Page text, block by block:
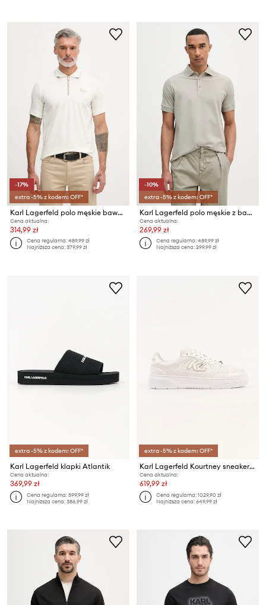
-17%
extra -5% z kodem: OFF*
Karl Lagerfeld polo męskie bawełniane z elastanem
Cena aktualna:
314,99 zł
Cena regularna:489,99 zł
Najniższa cena:379,99 zł
-10%
extra -5% z kodem: OFF*
Karl Lagerfeld polo męskie z bawełną
Cena aktualna:
269,99 zł
Cena regularna:489,99 zł
Najniższa cena:299,99 zł
extra -5% z kodem: OFF*
Karl Lagerfeld klapki Atlantik
Cena aktualna:
369,99 zł
Cena regularna:599,99 zł
Najniższa cena:386,99 zł
extra -5% z kodem: OFF*
Karl Lagerfeld Kourtney sneakersy męskie skórzane
Cena aktualna:
619,99 zł
Cena regularna:1029,90 zł
Najniższa cena:649,99 zł